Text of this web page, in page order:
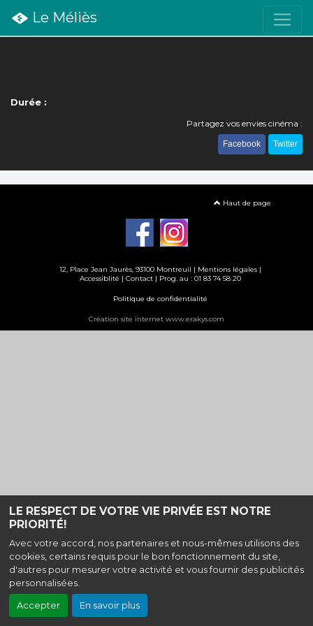
LE RESPECT DE VOTRE VIE PRIVÉE EST NOTRE
PRIORITÉ!
Avec votre accord, nos partenaires et nous-mêmes utilisons des
cookies, certains requis pour le bon fonctionnement du site,
d'autres pour mesurer votre activité et vous fournir des publicités
personnalisées.
Accepter En savoir plus
Le Méliès
Durée :
Partagez vos envies cinéma :
Facebook Twitter
Haut de page
12, Place Jean Jaurès, 93100 Montreuil | Mentions légales|
Accessiblité | Contact| Prog. au : 01 83 74 58 20
Politique de confidentialité
Création site internet www.erakys.com